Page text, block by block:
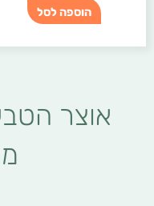
הוספה לסל
אוצר